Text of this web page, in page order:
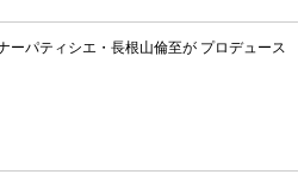
パティシエ・長根山倫至が プロデュース